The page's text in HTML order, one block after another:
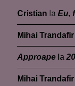
Cristian laEu,
Mihai Trandafir
Approape la
Mihai Trandafir